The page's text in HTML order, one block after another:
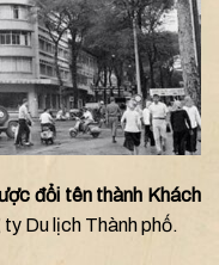
đổi tên thành Khách
Du lịch Thành phố.